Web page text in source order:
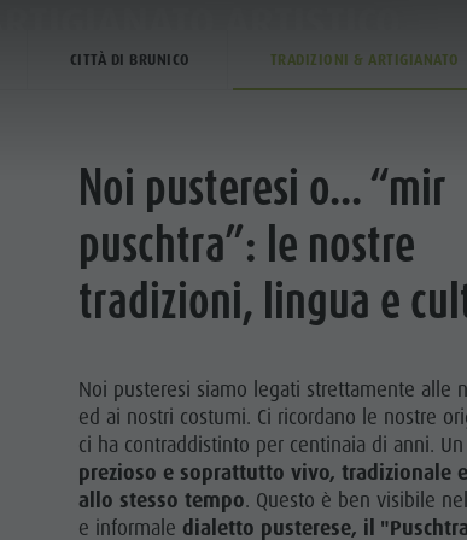
CITTÀ DI BRUNICO TRADIZIONI & ARTIGIANATO
Noi pusteresi o... “mir
puschtra”: le nostre
tradizioni, lingua e
Noi pusteresi siamo legati strettamente alle
ed ai nostri costumi. Ci ricordano le nostre
ci ha contraddistinto per centinaia di anni. Un
prezioso e soprattutto vivo, tradizionale
allo stesso tempo. Questo è ben visibile
e informale dialetto pusterese, il